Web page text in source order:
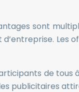
sont
Les
de tous
publicitaires